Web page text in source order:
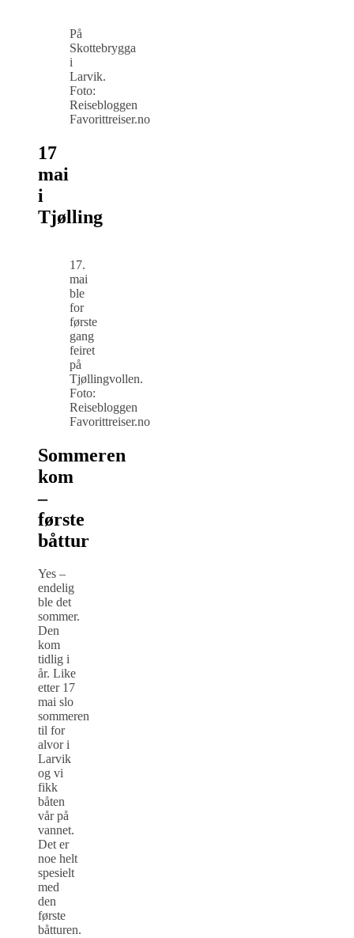
På
Skottebrygga
i
Larvik.
Foto:
Reisebloggen
Favorittreiser.no
17
mai
i
Tjølling
17.
mai
ble
for
første
gang
feiret
på
Tjøllingvollen.
Foto:
Reisebloggen
Favorittreiser.no
Sommeren
kom
–
første
båttur
Yes –
endelig
ble det
sommer.
Den
kom
tidlig i
år. Like
etter 17
mai slo
sommeren
til for
alvor i
Larvik
og vi
fikk
båten
vår på
vannet.
Det er
noe helt
spesielt
med
den
første
båtturen.